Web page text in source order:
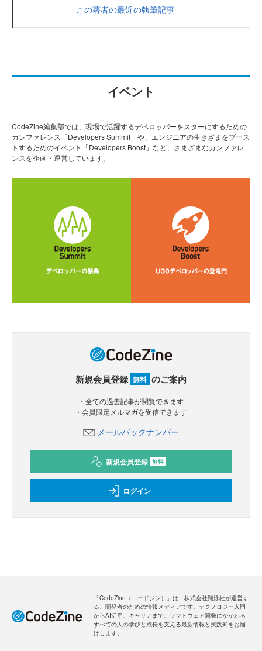
この著者の最近の執筆記事
イベント
CodeZine編集部では、現場で活躍するデベロッパーをスターにするための
カンファレンス「Developers Summit」や、エンジニアの生きざまをブース
トするためのイベント「Developers Boost」など、さまざまなカンファレ
ンスを企画・運営しています。
新規会員登録 無料 のご案内
・全ての過去記事が閲覧できます
・会員限定メルマガを受信できます
メールバックナンバー
新規会員登録 無料
ログイン
「CodeZine（コードジン）」は、株式会社翔泳社が運営す
る、開発者のための情報メディアです。テクノロジー入門
からAI活用、キャリアまで、ソフトウェア開発にかかわる
すべての人の学びと成長を支える最新情報と実践知をお届
けします。